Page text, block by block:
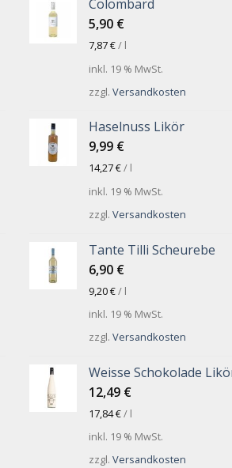
Colombard
5,90 €
7,87€/ l
inkl. 19 % MwSt.
zzgl. Versandkosten
Haselnuss Likör
9,99 €
14,27€/ l
inkl. 19 % MwSt.
zzgl. Versandkosten
Tante Tilli Scheurebe
6,90 €
9,20€/ l
inkl. 19 % MwSt.
zzgl. Versandkosten
Weisse Schokolade
12,49 €
17,84€/ l
inkl. 19 % MwSt.
zzgl. Versandkosten